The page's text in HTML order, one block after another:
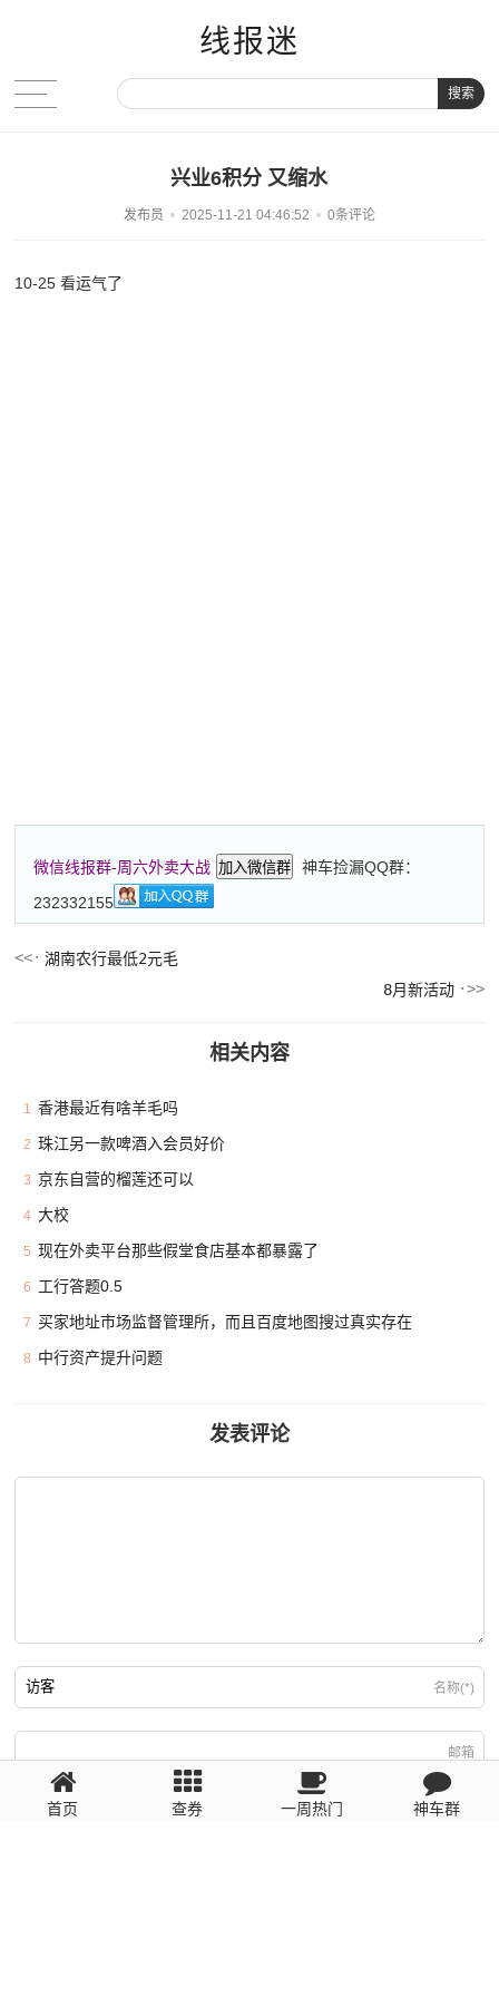
线报迷
搜索
兴业6积分 又缩水
发布员 2025-11-21 04:46:52 0条评论
10-25 看运气了
微信线报群-周六外卖大战 加入微信群
神车捡漏QQ群：
232332155
湖南农行最低2元毛
8月新活动
相关内容
1 香港最近有啥羊毛吗
2 珠江另一款啤酒入会员好价
3 京东自营的榴莲还可以
4 大校
5 现在外卖平台那些假堂食店基本都暴露了
6 工行答题0.5
7 买家地址市场监督管理所，而且百度地图搜过真实存在
8 中行资产提升问题
发表评论
名称(*)
邮箱
回复需填写必要信息
首页 查券 一周热门 神车群